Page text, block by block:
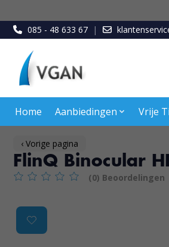
085 - 48 633 67 |
Home Aanbiedingen Vrije
‹ Vorige pagina
FlinQ Binocular
De beoordeling van dit product is0van
(0) Beoordelingen
Product image slideshow Items